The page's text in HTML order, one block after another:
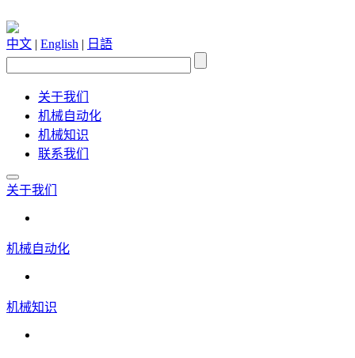
中文 | English | 日語
关于我们
机械自动化
机械知识
联系我们
关于我们
机械自动化
机械知识